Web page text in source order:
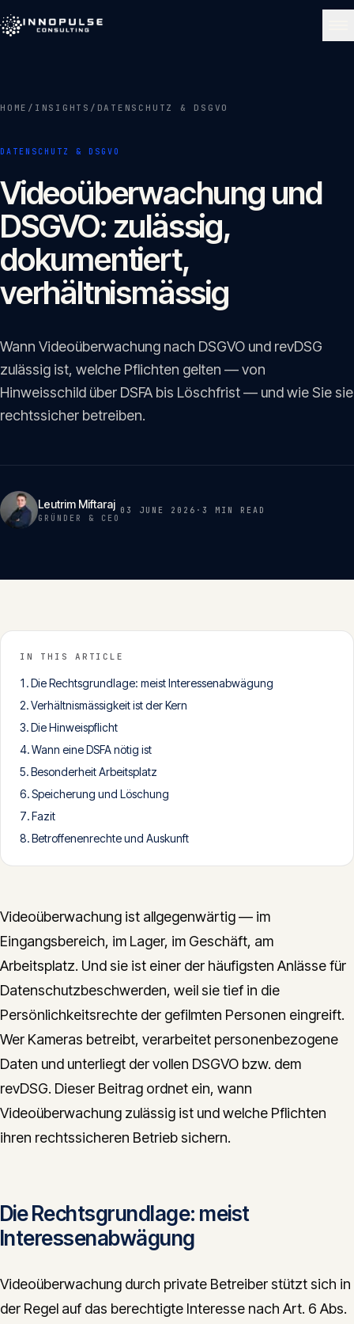
Über uns 02
Leistungen
Portfolio
Insights 05
Glossar
Kontakt
CONTACT
+41 79 508 28 06
Gotthardstrasse 30, 6300 Zug
HOME / INSIGHTS / DATENSCHUTZ & DSGVO
DATENSCHUTZ & DSGVO
Videoüberwachung und
DSGVO: zulässig,
dokumentiert,
verhältnismässig
Wann Videoüberwachung nach DSGVO und revDSG
zulässig ist, welche Pflichten gelten — von
Hinweisschild über DSFA bis Löschfrist — und wie Sie sie
rechtssicher betreiben.
Leutrim Miftaraj
GRÜNDER & CEO
03 JUNE 2026 · 3 MIN READ
IN THIS ARTICLE
Die Rechtsgrundlage: meist Interessenabwägung
Verhältnismässigkeit ist der Kern
Die Hinweispflicht
Wann eine DSFA nötig ist
Besonderheit Arbeitsplatz
Speicherung und Löschung
Fazit
Betroffenenrechte und Auskunft
Videoüberwachung ist allgegenwärtig — im
Eingangsbereich, im Lager, im Geschäft, am
Arbeitsplatz. Und sie ist einer der häufigsten Anlässe für
Datenschutzbeschwerden, weil sie tief in die
Persönlichkeitsrechte der gefilmten Personen eingreift.
Wer Kameras betreibt, verarbeitet personenbezogene
Daten und unterliegt der vollen DSGVO bzw. dem
revDSG. Dieser Beitrag ordnet ein, wann
Videoüberwachung zulässig ist und welche Pflichten
ihren rechtssicheren Betrieb sichern.
Die Rechtsgrundlage: meist
Interessenabwägung
Videoüberwachung durch private Betreiber stützt sich in
der Regel auf das berechtigte Interesse nach Art. 6 Abs.